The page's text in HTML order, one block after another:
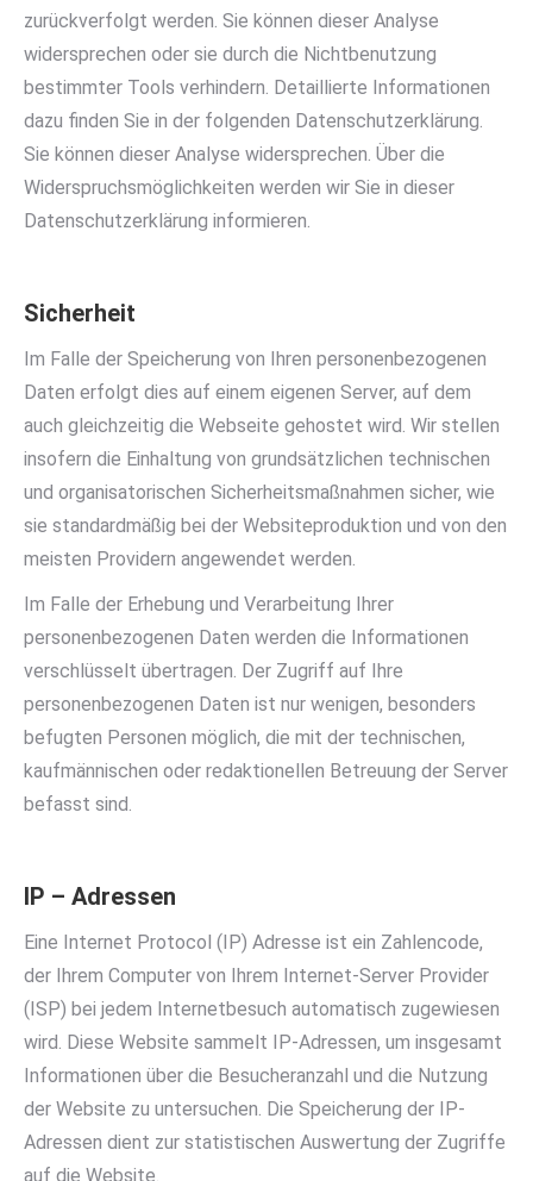
zurückverfolgt werden. Sie können dieser Analyse
widersprechen oder sie durch die Nichtbenutzung
bestimmter Tools verhindern. Detaillierte Informationen
dazu finden Sie in der folgenden Datenschutzerklärung.
Sie können dieser Analyse widersprechen. Über die
Widerspruchsmöglichkeiten werden wir Sie in dieser
Datenschutzerklärung informieren.
Sicherheit
Im Falle der Speicherung von Ihren personenbezogenen
Daten erfolgt dies auf einem eigenen Server, auf dem
auch gleichzeitig die Webseite gehostet wird. Wir stellen
insofern die Einhaltung von grundsätzlichen technischen
und organisatorischen Sicherheitsmaßnahmen sicher, wie
sie standardmäßig bei der Websiteproduktion und von den
meisten Providern angewendet werden.
Im Falle der Erhebung und Verarbeitung Ihrer
personenbezogenen Daten werden die Informationen
verschlüsselt übertragen. Der Zugriff auf Ihre
personenbezogenen Daten ist nur wenigen, besonders
befugten Personen möglich, die mit der technischen,
kaufmännischen oder redaktionellen Betreuung der Server
befasst sind.
IP – Adressen
Eine Internet Protocol (IP) Adresse ist ein Zahlencode,
der Ihrem Computer von Ihrem Internet-Server Provider
(ISP) bei jedem Internetbesuch automatisch zugewiesen
wird. Diese Website sammelt IP-Adressen, um insgesamt
Informationen über die Besucheranzahl und die Nutzung
der Website zu untersuchen. Die Speicherung der IP-
Adressen dient zur statistischen Auswertung der Zugriffe
auf die Website.